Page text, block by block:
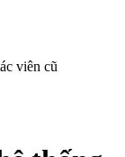
viên cũ